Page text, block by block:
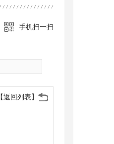
手机扫一扫
【返回列表】